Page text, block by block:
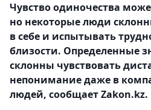
Чувство одиночества
но некоторые люди
в себе и испытывать
близости. Определенные
склонны чувствовать
непонимание даже в
людей, сообщает Zakon.kz.